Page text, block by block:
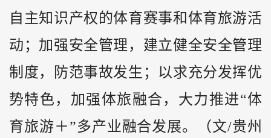
自主知识产权的体育赛事和体育旅游活
动；加强安全管理，建立健全安全管理
制度，防范事故发生；以求充分发挥优
势特色，加强体旅融合，大力推进“体
育旅游＋”多产业融合发展。（文/贵州